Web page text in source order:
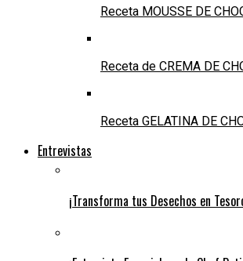
Receta MOUSSE DE
Receta de CREMA DE
Receta GELATINA DE
Entrevistas
¡Transforma tus Desechos en